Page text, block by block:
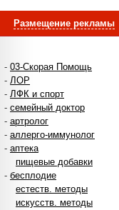
Размещение рекламы
- 03-Скорая Помощь
- ЛОР
- ЛФК и спорт
- семейный доктор
- артролог
- аллерго-иммунолог
- аптека
пищевые добавки
- бесплодие
естеств. методы
искусств. методы